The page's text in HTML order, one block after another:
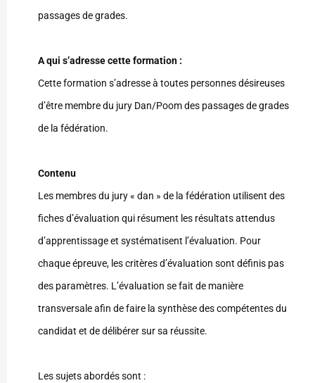
passages de grades.
A qui s’adresse cette formation :
Cette formation s’adresse à toutes personnes désireuses
d’être membre du jury Dan/Poom des passages de grades
de la fédération.
Contenu
Les membres du jury « dan » de la fédération utilisent des
fiches d’évaluation qui résument les résultats attendus
d’apprentissage et systématisent l’évaluation. Pour
chaque épreuve, les critères d’évaluation sont définis pas
des paramètres. L’évaluation se fait de manière
transversale afin de faire la synthèse des compétentes du
candidat et de délibérer sur sa réussite.
Les sujets abordés sont :